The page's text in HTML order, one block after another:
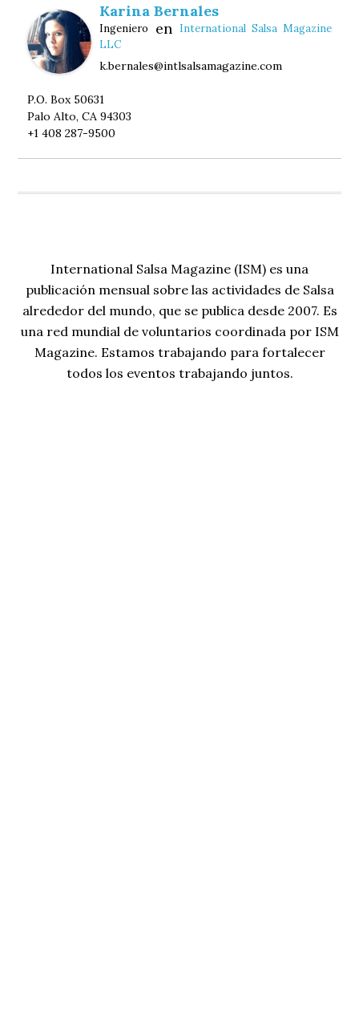
Karina Bernales
Ingeniero en International Salsa Magazine
LLC
k.bernales@intlsalsamagazine.com
P.O. Box 50631
Palo Alto, CA 94303
+1 408 287-9500
International Salsa Magazine (ISM) es una
publicación mensual sobre las actividades de Salsa
alrededor del mundo, que se publica desde 2007. Es
una red mundial de voluntarios coordinada por ISM
Magazine. Estamos trabajando para fortalecer
todos los eventos trabajando juntos.